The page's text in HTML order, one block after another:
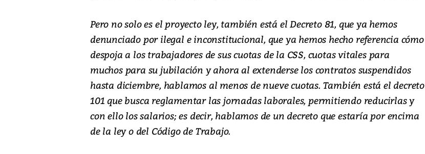
Pero no solo es el proyecto ley, también está el Decreto 81, que ya hemos
denunciado por ilegal e inconstitucional, que ya hemos hecho referencia cómo
despoja a los trabajadores de sus cuotas de la CSS, cuotas vitales para
muchos para su jubilación y ahora al extenderse los contratos suspendidos
hasta diciembre, hablamos al menos de nueve cuotas. También está el decreto
101 que busca reglamentar las jornadas laborales, permitiendo reducirlas y
con ello los salarios; es decir, hablamos de un decreto que estaría por encima
de la ley o del Código de Trabajo.